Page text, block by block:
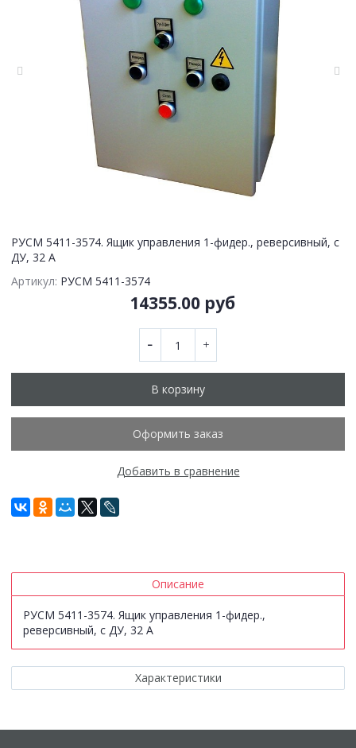
РУСМ 5411-3574. Ящик управления 1-фидер., реверсивный, с
ДУ, 32 А
Артикул: РУСМ 5411-3574
14355.00 руб
В корзину
Оформить заказ
Добавить в сравнение
Описание
РУСМ 5411-3574. Ящик управления 1-фидер.,
реверсивный, с ДУ, 32 А
Характеристики